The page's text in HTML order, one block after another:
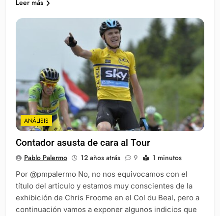
Leer más
ANÁLISIS
Contador asusta de cara al Tour
Pablo Palermo 12 años atrás 9 1 minutos
Por @pmpalermo No, no nos equivocamos con el
título del artículo y estamos muy conscientes de la
exhibición de Chris Froome en el Col du Beal, pero a
continuación vamos a exponer algunos indicios que